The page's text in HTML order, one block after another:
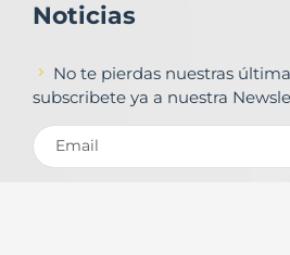
Noticias
No te pierdas nuestras
subscribete ya a nuestra